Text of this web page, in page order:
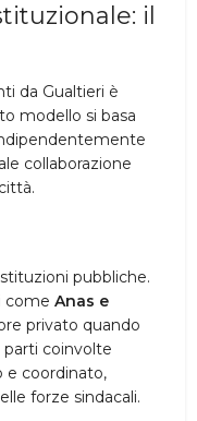
il
da Gualtieri è
modello si basa
collaborazione
pubbliche.
come Anas e
privato quando
parti coinvolte
e coordinato,
forze sindacali.